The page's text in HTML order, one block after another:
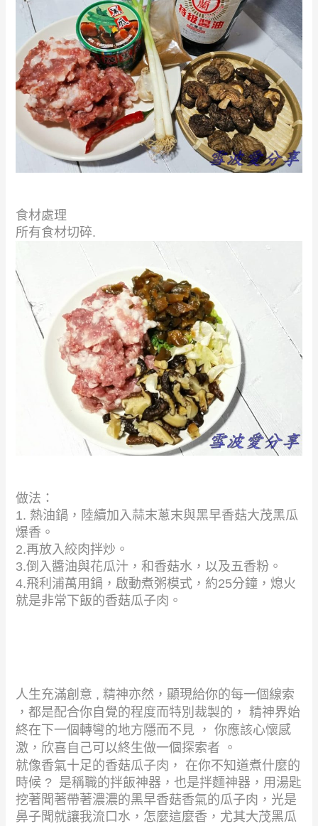
食材處理
所有食材切碎.
做法：
1. 熱油鍋，陸續加入蒜末蔥末與黑早香菇大茂黑瓜
爆香。
2.再放入絞肉拌炒。
3.倒入醬油與花瓜汁，和香菇水，以及五香粉。
4.飛利浦萬用鍋，啟動煮粥模式，約25分鐘，熄火
就是非常下飯的香菇瓜子肉。
人生充滿創意 , 精神亦然，顯現給你的每一個線索
，都是配合你自覺的程度而特別裁製的， 精神界始
終在下一個轉彎的地方隱而不見 ， 你應該心懷感
激，欣喜自己可以終生做一個探索者 。
就像香氣十足的香菇瓜子肉， 在你不知道煮什麼的
時候 ? 是稱職的拌飯神器，也是拌麵神器，用湯匙
挖著聞著帶著濃濃的黑早香菇香氣的瓜子肉，光是
鼻子聞就讓我流口水，怎麼這麼香，尤其大茂黑瓜